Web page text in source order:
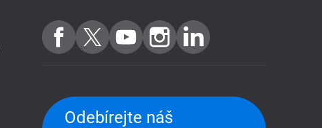
Odebírejte náš